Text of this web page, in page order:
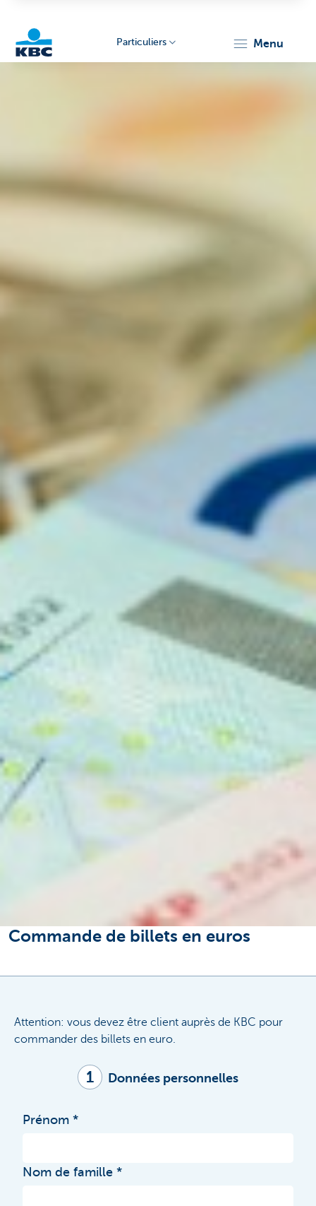
Particuliers menu
Commande de billets en euros
Attention: vous devez être client auprès de KBC pour
commander des billets en euro.
1 Données personnelles
Prénom
Nom de famille